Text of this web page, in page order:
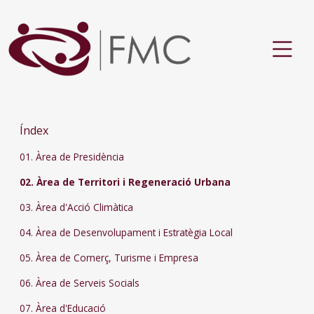
Índex
01. Àrea de Presidència
02. Àrea de Territori i Regeneració Urbana
03. Àrea d'Acció Climàtica
04. Àrea de Desenvolupament i Estratègia Local
05. Àrea de Comerç, Turisme i Empresa
06. Àrea de Serveis Socials
07. Àrea d'Educació